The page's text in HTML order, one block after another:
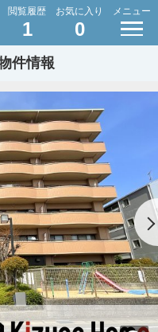
閲覧履歴
1
お気に入り
0
メニュー
件情報